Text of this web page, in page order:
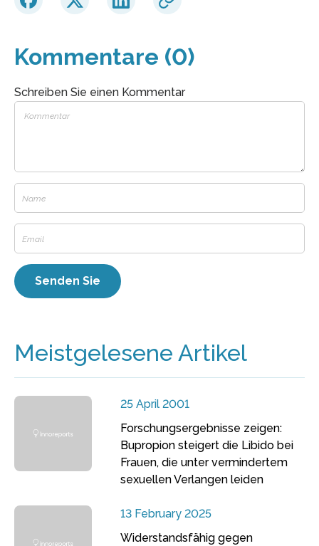
Kommentare (0)
Schreiben Sie einen Kommentar
Meistgelesene Artikel
25 April 2001
Forschungsergebnisse zeigen:
Bupropion steigert die Libido bei
Frauen, die unter vermindertem
sexuellen Verlangen leiden
13 February 2025
Widerstandsfähig gegen